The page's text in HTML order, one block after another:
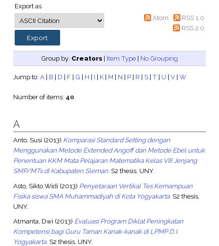
Export as
Atom
RSS 1.0
RSS 2.0
Group by: Creators | Item Type | No Grouping
Jump to: A| B | D | F| G | H | I | K| M | N | P| R | S| T| U | V| W
Number of items: 40.
A
Anto, Susi (2013) Komparasi Standard Setting dengan
Menggunakan Metode Extended Angoff dan Metode Ebel untuk
Penentuan KKM Mata Pelajaran Matematika Kelas VIII Jenjang
SMP/MTs di Kabupaten Sleman. S2 thesis, UNY.
Asto, Sikto Widi (2013) Penyetaraan Vertikal Tes Kemampuan
Fisika siswa SMA Muhammadiyah di Kota Yogyakarta. S2 thesis,
UNY.
Atmanta, Dwi (2013) Evaluasi Program Diklat Peningkatan
Kompetensi bagi Guru Taman Kanak-kanak di LPMP D.I.
Yogyakarta. S2 thesis, UNY.